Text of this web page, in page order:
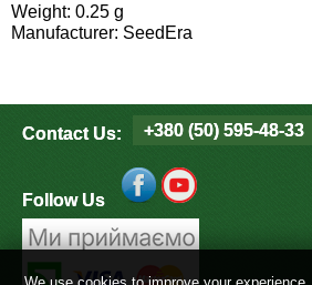
Weight: 0.25 g
Manufacturer: SeedEra
Contact Us: +380 (50) 595-48-33
Follow Us
Семена тыквы, патиссона
Семена фасоли
Семена цветов
Семена шпината
Средства защиты от грызунов
дачных туалетов, биодеструкторы
Хозяйственные товары
Средства защиты растений
Лидеры продаж